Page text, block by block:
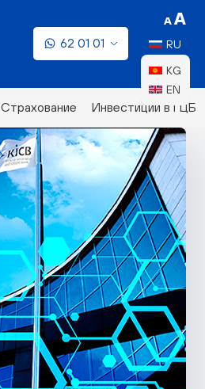
RU
KG
EN
Страхование Инвестиции в ГЦБ
62 01 01